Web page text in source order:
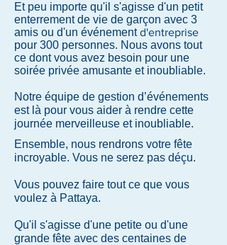
Et peu importe qu'il s'agisse d'un petit
enterrement de vie de garçon avec 3
amis ou d'un événementd'entreprise
pour 300 personnes. Nous avons tout
ce dont vous avez besoin pour une
soirée privée amusante et inoubliable.
Notre équipe de gestion d’événements
est là pour vous aider à rendre cette
journée merveilleuse et inoubliable.
Ensemble, nous rendrons votre fête
incroyable. Vous ne serez pas déçu.
Vous pouvez faire tout ce que vous
voulez à Pattaya.
Qu'il s'agisse d'une petite ou d'une
grande fête avec des centaines de